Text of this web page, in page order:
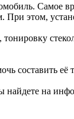
При этом,
составить её
на